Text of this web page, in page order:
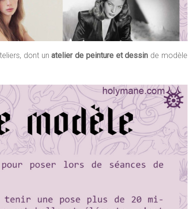
dont unatelier de peinture et dessin de modèle